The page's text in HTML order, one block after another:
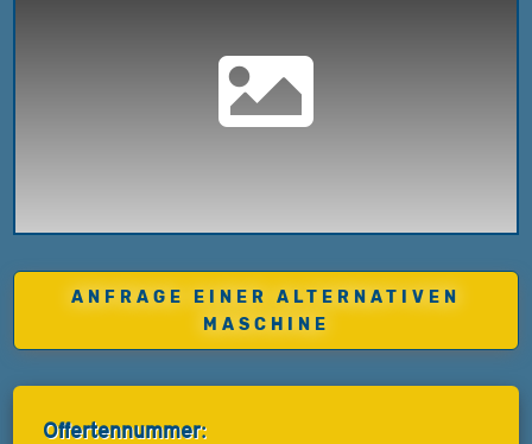
ANFRAGE EINER ALTERNATIVEN
MASCHINE
Offertennummer: